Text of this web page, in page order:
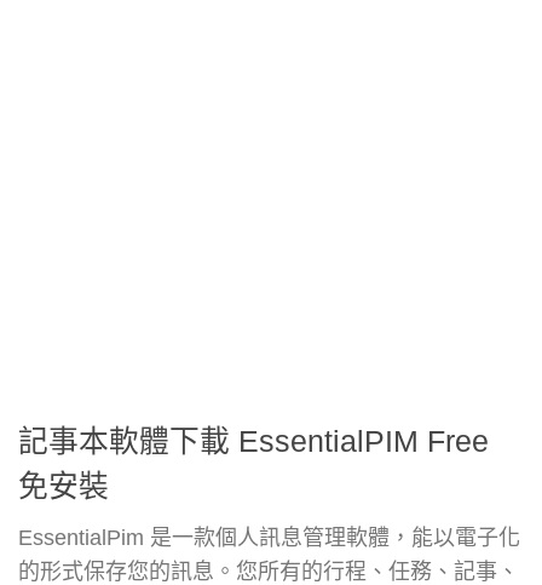
記事本軟體下載 EssentialPIM Free
免安裝
EssentialPim 是一款個人訊息管理軟體，能以電子化
的形式保存您的訊息。您所有的行程、任務、記事、